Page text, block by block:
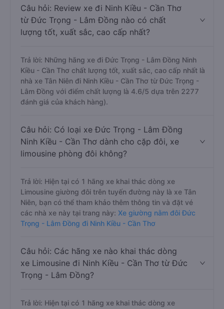
Câu hỏi: Review xe đi Ninh Kiều - Cần Thơ
từ Đức Trọng - Lâm Đồng nào có chất
lượng tốt, xuất sắc, cao cấp nhất?
Trả lời: Những hãng xe đi Đức Trọng - Lâm Đồng Ninh
Kiều - Cần Thơ chất lượng tốt, xuất sắc, cao cấp nhất là
nhà xe Tân Niên đi Ninh Kiều - Cần Thơ từ Đức Trọng -
Lâm Đồng với điểm chất lượng là 4.6/5 dựa trên 2277
đánh giá của khách hàng).
Câu hỏi: Có loại xe Đức Trọng - Lâm Đồng
Ninh Kiều - Cần Thơ dành cho cặp đôi, xe
limousine phòng đôi không?
Trả lời: Hiện tại có 1 hãng xe khai thác dòng xe
Limousine giường đôi trên tuyến đường này là xe Tân
Niên, bạn có thể tham khảo thêm thông tin và đặt vé
các nhà xe này tại trang này: Xe giường nằm đôi Đức
Trọng - Lâm Đồng đi Ninh Kiều - Cần Thơ
Câu hỏi: Các hãng xe nào khai thác dòng
xe Limousine đi Ninh Kiều - Cần Thơ từ Đức
Trọng - Lâm Đồng?
Trả lời: Hiện tại có 1 hãng xe khai thác dòng xe